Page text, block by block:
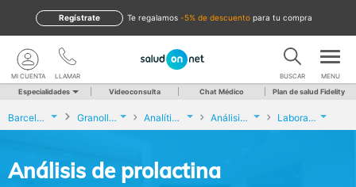
te regalamos -5% de descuento para tu compra
Regístrate
LLAMAR
MI CUENTA BUSCAR MENU
Especialidades Videoconsulta Chat Médico Plan de salud Fidelity
Barcelona Granollers Analíticas y Genética Análisis de prolactina Laboratorio Echevarne Granollers
Análisis de prolactina